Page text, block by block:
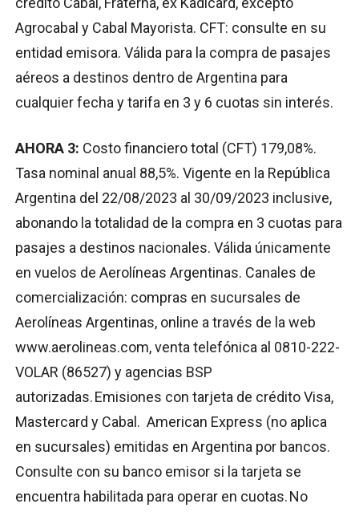
Agrocabal y Cabal Mayorista. CFT: consulte en su
entidad emisora. Válida para la compra de pasajes
aéreos a destinos dentro de Argentina para
cualquier fecha y tarifa en 3 y 6 cuotas sin interés.
AHORA 3: Costo financiero total (CFT) 179,08%.
Tasa nominal anual 88,5%. Vigente en la República
Argentina del 22/08/2023 al 30/09/2023 inclusive,
abonando la totalidad de la compra en 3 cuotas para
pasajes a destinos nacionales. Válida únicamente
en vuelos de Aerolíneas Argentinas. Canales de
comercialización: compras en sucursales de
Aerolíneas Argentinas, online a través de la web
www.aerolineas.com, venta telefónica al 0810-222-
VOLAR (86527) y agencias BSP
autorizadas. Emisiones con tarjeta de crédito Visa,
Mastercard y Cabal. American Express (no aplica
en sucursales) emitidas en Argentina por bancos.
Consulte con su banco emisor si la tarjeta se
encuentra habilitada para operar en cuotas. No